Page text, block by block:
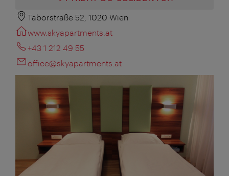
Taborstraße 52, 1020 Wien
www.skyapartments.at
+43 1 212 49 55
office@skyapartments.at